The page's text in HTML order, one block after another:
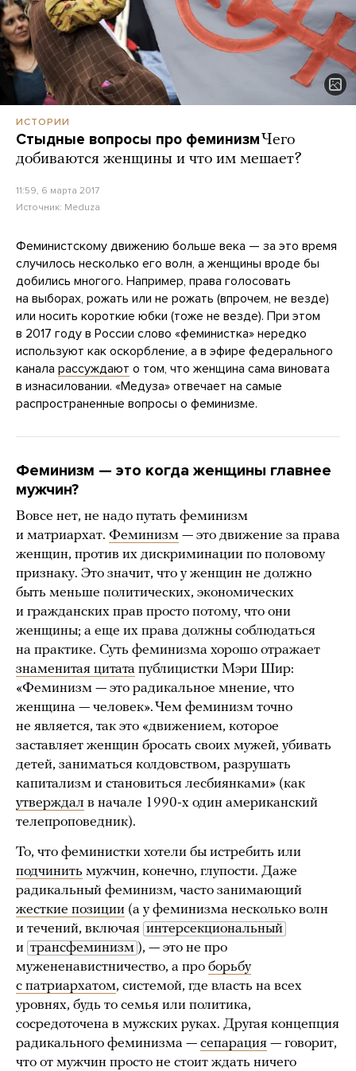
ИСТОРИИ
Стыдные вопросы про феминизм Чего
добиваются женщины и что им мешает?
11:59, 6 марта 2017
Источник: Meduza
Феминистскому движению больше века — за это время
случилось несколько его волн, а женщины вроде бы
добились многого. Например, права голосовать
на выборах, рожать или не рожать (впрочем, не везде)
или носить короткие юбки (тоже не везде). При этом
в 2017 году в России слово «феминистка» нередко
используют как оскорбление, а в эфире федерального
канала рассуждают о том, что женщина сама виновата
в изнасиловании. «Медуза» отвечает на самые
распространенные вопросы о феминизме.
Феминизм — это когда женщины главнее
мужчин?
Вовсе нет, не надо путать феминизм
и матриархат. Феминизм — это движение за права
женщин, против их дискриминации по половому
признаку. Это значит, что у женщин не должно
быть меньше политических, экономических
и гражданских прав просто потому, что они
женщины; а еще их права должны соблюдаться
на практике. Суть феминизма хорошо отражает
знаменитая цитата публицистки Мэри Шир:
«Феминизм — это радикальное мнение, что
женщина — человек». Чем феминизм точно
не является, так это «движением, которое
заставляет женщин бросать своих мужей, убивать
детей, заниматься колдовством, разрушать
капитализм и становиться лесбиянками» (как
утверждал в начале 1990-х один американский
телепроповедник).
То, что феминистки хотели бы истребить или
подчинить мужчин, конечно, глупости. Даже
радикальный феминизм, часто занимающий
жесткие позиции (а у феминизма несколько волн
и течений, включая интерсекциональный
и трансфеминизм ), — это не про
мужененавистничество, а про борьбу
с патриархатом, системой, где власть на всех
уровнях, будь то семья или политика,
сосредоточена в мужских руках. Другая концепция
радикального феминизма — сепарация — говорит,
что от мужчин просто не стоит ждать ничего